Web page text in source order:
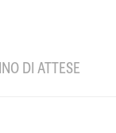
DI ATTESE